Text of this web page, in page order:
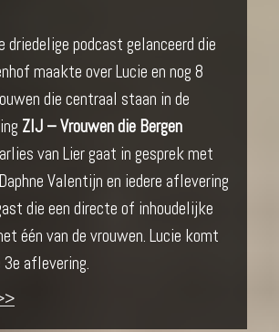
driedelige podcast gelanceerd die
maakte over Lucie en nog 8
die centraal staan in de
ZIJ – Vrouwen die Bergen
van Lier gaat in gesprek met
Valentijn en iedere aflevering
die een directe of inhoudelijke
één van de vrouwen. Lucie komt
3e aflevering.